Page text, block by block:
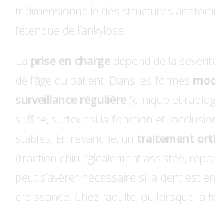
tridimensionnelle des structures
l’étendue de l’ankylose.
La prise en charge dépend de la
de l’âge du patient. Dans les formes
surveillance régulière (clinique et
suffire, surtout si la fonction et
stables. En revanche, un traitement
(traction chirurgicalement assistée,
peut s’avérer nécessaire si la dent est
croissance. Chez l’adulte, ou lorsque la